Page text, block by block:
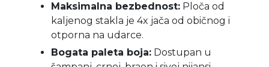
Maksimalna bezbednost: Ploča od
kaljenog stakla je 4x jača od običnog i
otporna na udarce.
Bogata paleta boja: Dostupan u